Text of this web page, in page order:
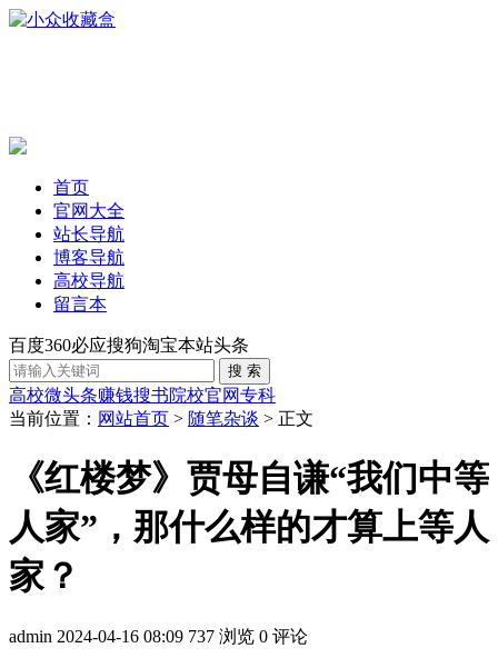
首页
官网大全
站长导航
博客导航
高校导航
留言本
百度360必应搜狗淘宝本站头条
高校微头条赚钱搜书院校官网专科
当前位置： 网站首页 > 随笔杂谈 > 正文
《红楼梦》贾母自谦“我们中等
人家”，那什么样的才算上等人
家？
admin 2024-04-16 08:09 737 浏览 0 评论